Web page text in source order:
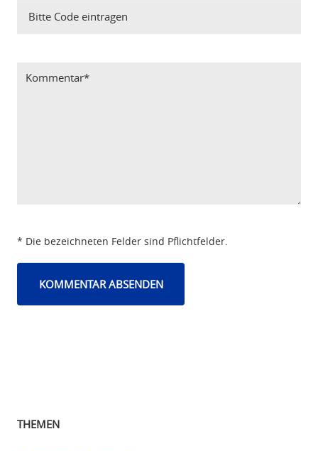
* Die bezeichneten Felder sind Pflichtfelder.
THEMEN